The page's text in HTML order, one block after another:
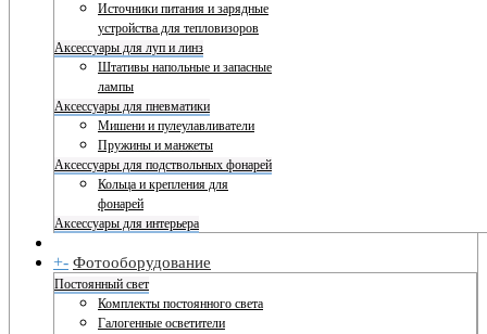
Источники питания и зарядные
устройства для тепловизоров
Аксессуары для луп и линз
Штативы напольные и запасные
лампы
Аксессуары для пневматики
Мишени и пулеулавливатели
Пружины и манжеты
Аксессуары для подствольных фонарей
Кольца и крепления для
фонарей
Аксессуары для интерьера
+- Фотооборудование
Постоянный свет
Комплекты постоянного света
Галогенные осветители